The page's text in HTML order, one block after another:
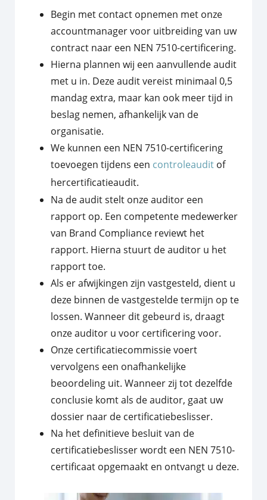
Begin met contact opnemen met onze
accountmanager voor uitbreiding van uw
contract naar een NEN 7510-certificering.
Hierna plannen wij een aanvullende audit
met u in. Deze audit vereist minimaal 0,5
mandag extra, maar kan ook meer tijd in
beslag nemen, afhankelijk van de
organisatie.
We kunnen een NEN 7510-certificering
toevoegen tijdens een controleaudit of
hercertificatieaudit.
Na de audit stelt onze auditor een
rapport op. Een competente medewerker
van Brand Compliance reviewt het
rapport. Hierna stuurt de auditor u het
rapport toe.
Als er afwijkingen zijn vastgesteld, dient u
deze binnen de vastgestelde termijn op te
lossen. Wanneer dit gebeurd is, draagt
onze auditor u voor certificering voor.
Onze certificatiecommissie voert
vervolgens een onafhankelijke
beoordeling uit. Wanneer zij tot dezelfde
conclusie komt als de auditor, gaat uw
dossier naar de certificatiebeslisser.
Na het definitieve besluit van de
certificatiebeslisser wordt een NEN 7510-
certificaat opgemaakt en ontvangt u deze.